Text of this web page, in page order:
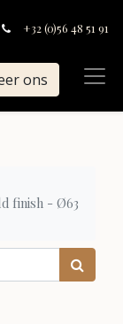
+32 (0)56 48 51 91
ons
finish - Ø63